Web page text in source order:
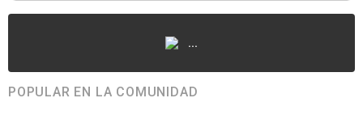
...
POPULAR EN LA COMUNIDAD